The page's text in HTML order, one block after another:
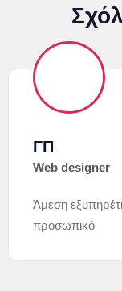
Άμεσες λύσεις
όχι μόνο
ΑΠ
Developer